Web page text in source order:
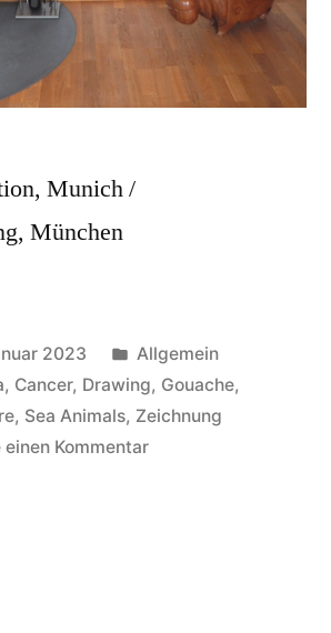
Munich /
München
2023
Veröffentlicht
in
Allgemein
, Cancer, Drawing, Gouache,
, Sea Animals, Zeichnung
Kommentarzu